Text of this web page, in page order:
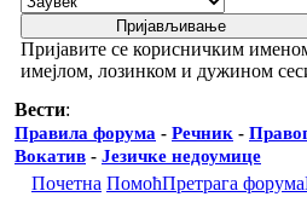
Пријавите се корисничким
имејлом, лозинком и дужином
Вести:
Правила форума - Речник -
Вокатив - Језичке недоумице
Почетна ПомоћПретрага форума